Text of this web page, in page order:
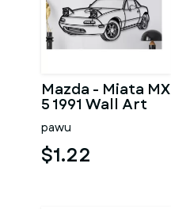
Mazda - Miata MX
5 1991 Wall Art
pawu
$1.22